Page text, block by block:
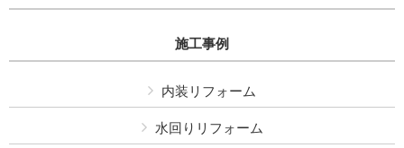
施工事例
内装リフォーム
水回りリフォーム